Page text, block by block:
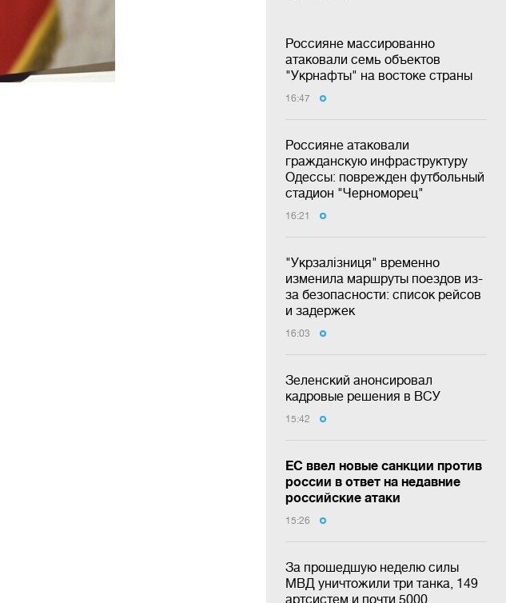
Россияне массированно
атаковали семь объектов
"Укрнафты" на востоке страны
16:47
Россияне атаковали
гражданскую инфраструктуру
Одессы: поврежден футбольный
стадион "Черноморец"
16:21
"Укрзалізниця" временно
изменила маршруты поездов из-
за безопасности: список рейсов
и задержек
16:03
Зеленский анонсировал
кадровые решения в ВСУ
15:42
ЕС ввел новые санкции против
россии в ответ на недавние
российские атаки
15:26
За прошедшую неделю силы
МВД уничтожили три танка, 149
артсистем и почти 5000